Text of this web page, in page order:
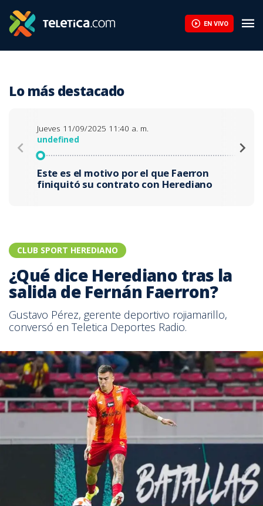
EN VIVO
Lo más destacado
Jueves 11/09/2025 11:40 a. m.
undefined
Este es el motivo por el que Faerron
finiquitó su contrato con Herediano
CLUB SPORT HEREDIANO
¿Qué dice Herediano tras la
salida de Fernán Faerron?
Gustavo Pérez, gerente deportivo rojiamarillo,
conversó en Teletica Deportes Radio.